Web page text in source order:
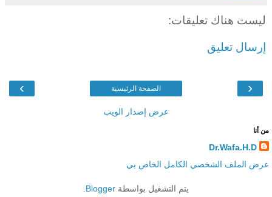
ليست هناك تعليقات:
إرسال تعليق
‹
› الصفحة الرئيسية
عرض إصدار الويب
من أنا
Dr.Wafa.H.D
عرض الملف الشخصي الكامل الخاص بي
يتم التشغيل بواسطة Blogger